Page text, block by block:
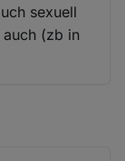
sexuell
auch (zb in